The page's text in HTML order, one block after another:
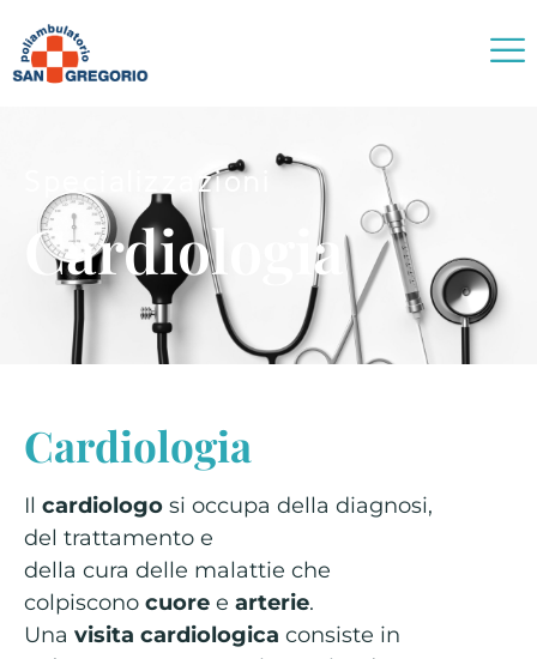
Specializzazioni
Cardiologia
Cardiologia
Il cardiologo si occupa della diagnosi,
del trattamento e
della cura delle malattie che
colpiscono cuore e arterie.
Una visita cardiologica consiste in